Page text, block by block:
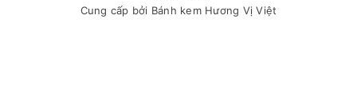
Cung cấp bởi Bánh kem Hương Vị Việt